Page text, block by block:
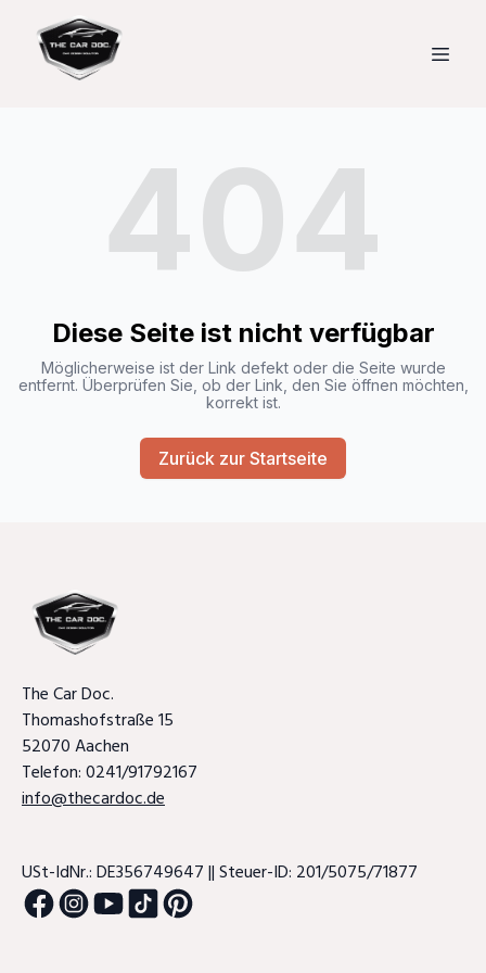
404
Diese Seite ist nicht verfügbar
Möglicherweise ist der Link defekt oder die Seite wurde
entfernt. Überprüfen Sie, ob der Link, den Sie öffnen möchten,
korrekt ist.
Zurück zur Startseite
The Car Doc.
Thomashofstraße 15
52070 Aachen
Telefon: 0241/91792167
info@thecardoc.de
USt-IdNr.: DE356749647 || Steuer-ID: 201/5075/71877